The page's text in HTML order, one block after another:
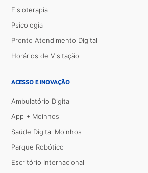
Fisioterapia
Psicologia
Pronto Atendimento Digital
Horários de Visitação
ACESSO E INOVAÇÃO
Ambulatório Digital
App + Moinhos
Saúde Digital Moinhos
Parque Robótico
Escritório Internacional